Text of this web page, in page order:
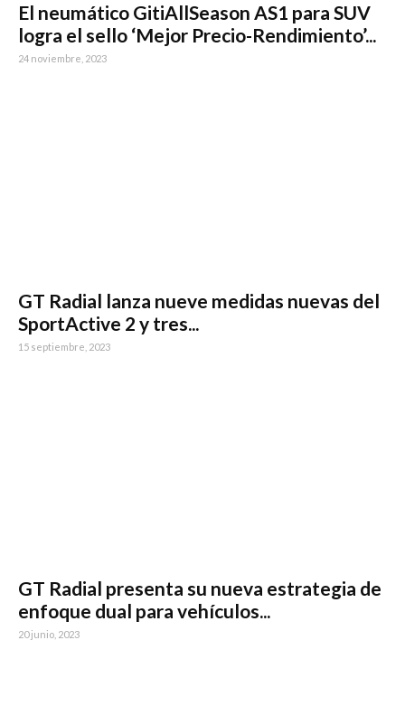
El neumático GitiAllSeason AS1 para SUV
logra el sello ‘Mejor Precio-Rendimiento’...
24 noviembre, 2023
GT Radial lanza nueve medidas nuevas del
SportActive 2 y tres...
15 septiembre, 2023
GT Radial presenta su nueva estrategia de
enfoque dual para vehículos...
20 junio, 2023